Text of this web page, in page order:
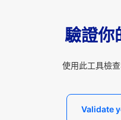
驗證你
使用此工具檢
Validate